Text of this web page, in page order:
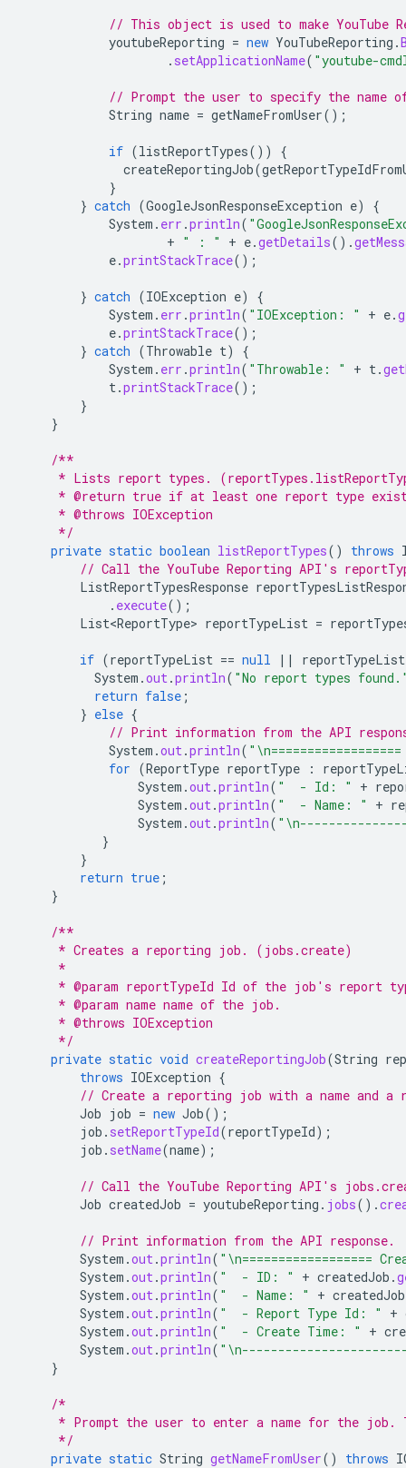
// This object is used to make YouTube
youtubeReporting = new YouTubeReporting .
. setApplicationName( "youtube-
// Prompt the user to specify the name
String name = getNameFromUser();
if (listReportTypes())
{
createReportingJob(
}
} catch (GoogleJsonResponseException e)
{
System . err .println(
+ " : " + e.getDetails().
e.printStackTrace();
} catch (IOException e)
{
System . err .println( "IOException: " + e.
e.printStackTrace();
} catch (Throwable t)
{
System . err .println( "Throwable: " + t.
t.printStackTrace();
}
}
/**
* Lists report types.
* @return true if at least one report type
     * @throws IOException
     */
private static boolean listReportTypes() throws
// Call the YouTube Reporting API's
ListReportTypesResponse
. execute();
List<ReportType> reportTypeList =
if (reportTypeList == null || reportTypeList
System .out.println( "No report types
return false ;
} else {
// Print information from the API
System .out.println(
for (ReportType reportType :
System .out.println( "  - Id: " +
System .out.println( "  - Name: " +
System .out.println(
}
}
return true ;
}
/**
     * Creates a reporting job. (jobs.create)
     *
* @param reportTypeId Id of the job's report
     * @param name name of the job.
     * @throws IOException
     */
private static void createReportingJob(String
throws IOException {
// Create a reporting job with a name and
Job job = new Job();
job . setReportTypeId(reportTypeId);
job . setName(name);
// Call the YouTube Reporting API's
Job createdJob = youtubeReporting . jobs().
// Print information from the API response.
System .out.println( "\n==================
System .out.println( "  - ID: " + createdJob .
System .out.println( "  - Name: " + createdJob
System .out.println( "  - Report Type Id: " +
System .out.println( "  - Create Time: " +
System .out.println(
}
/*
* Prompt the user to enter a name for the job.
     */
private static String getNameFromUser() throws